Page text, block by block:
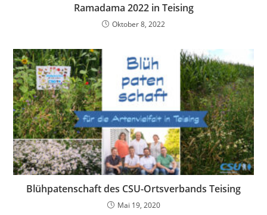
Ramadama 2022 in Teising
Oktober 8, 2022
Blühpatenschaft des CSU-Ortsverbands Teising
Mai 19, 2020